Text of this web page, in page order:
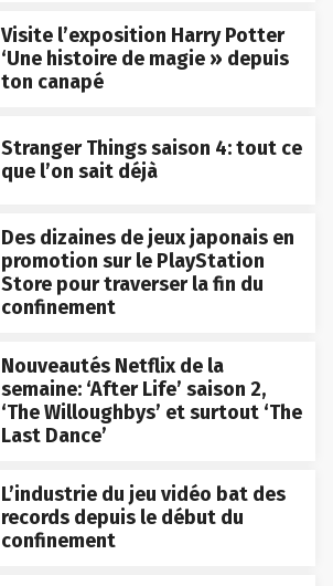
Visite l’exposition Harry Potter
‘Une histoire de magie » depuis
ton canapé
Stranger Things saison 4: tout ce
que l’on sait déjà
Des dizaines de jeux japonais en
promotion sur le PlayStation
Store pour traverser la fin du
confinement
Nouveautés Netflix de la
semaine: ‘After Life’ saison 2,
‘The Willoughbys’ et surtout ‘The
Last Dance’
L’industrie du jeu vidéo bat des
records depuis le début du
confinement